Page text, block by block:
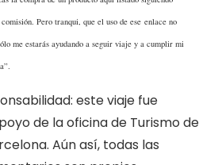
Pero tranqui, que el uso de ese enlace no
me estarás ayudando a seguir viaje y a cumplir mi
este viaje fue
de la oficina de Turismo de
Aún así, todas las